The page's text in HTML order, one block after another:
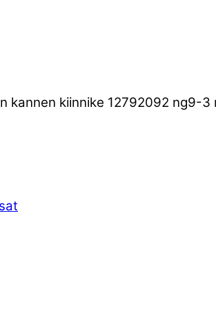
kannen kiinnike 12792092 ng9-3